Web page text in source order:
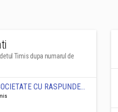
Timis dupa numarul de
WBC BEST GUARD SOCIETATE CU RASPUNDERE LIMITATĂ